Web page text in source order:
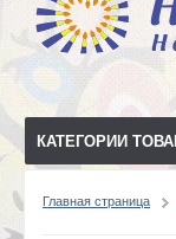
КАТЕГОРИИ
Главная страница